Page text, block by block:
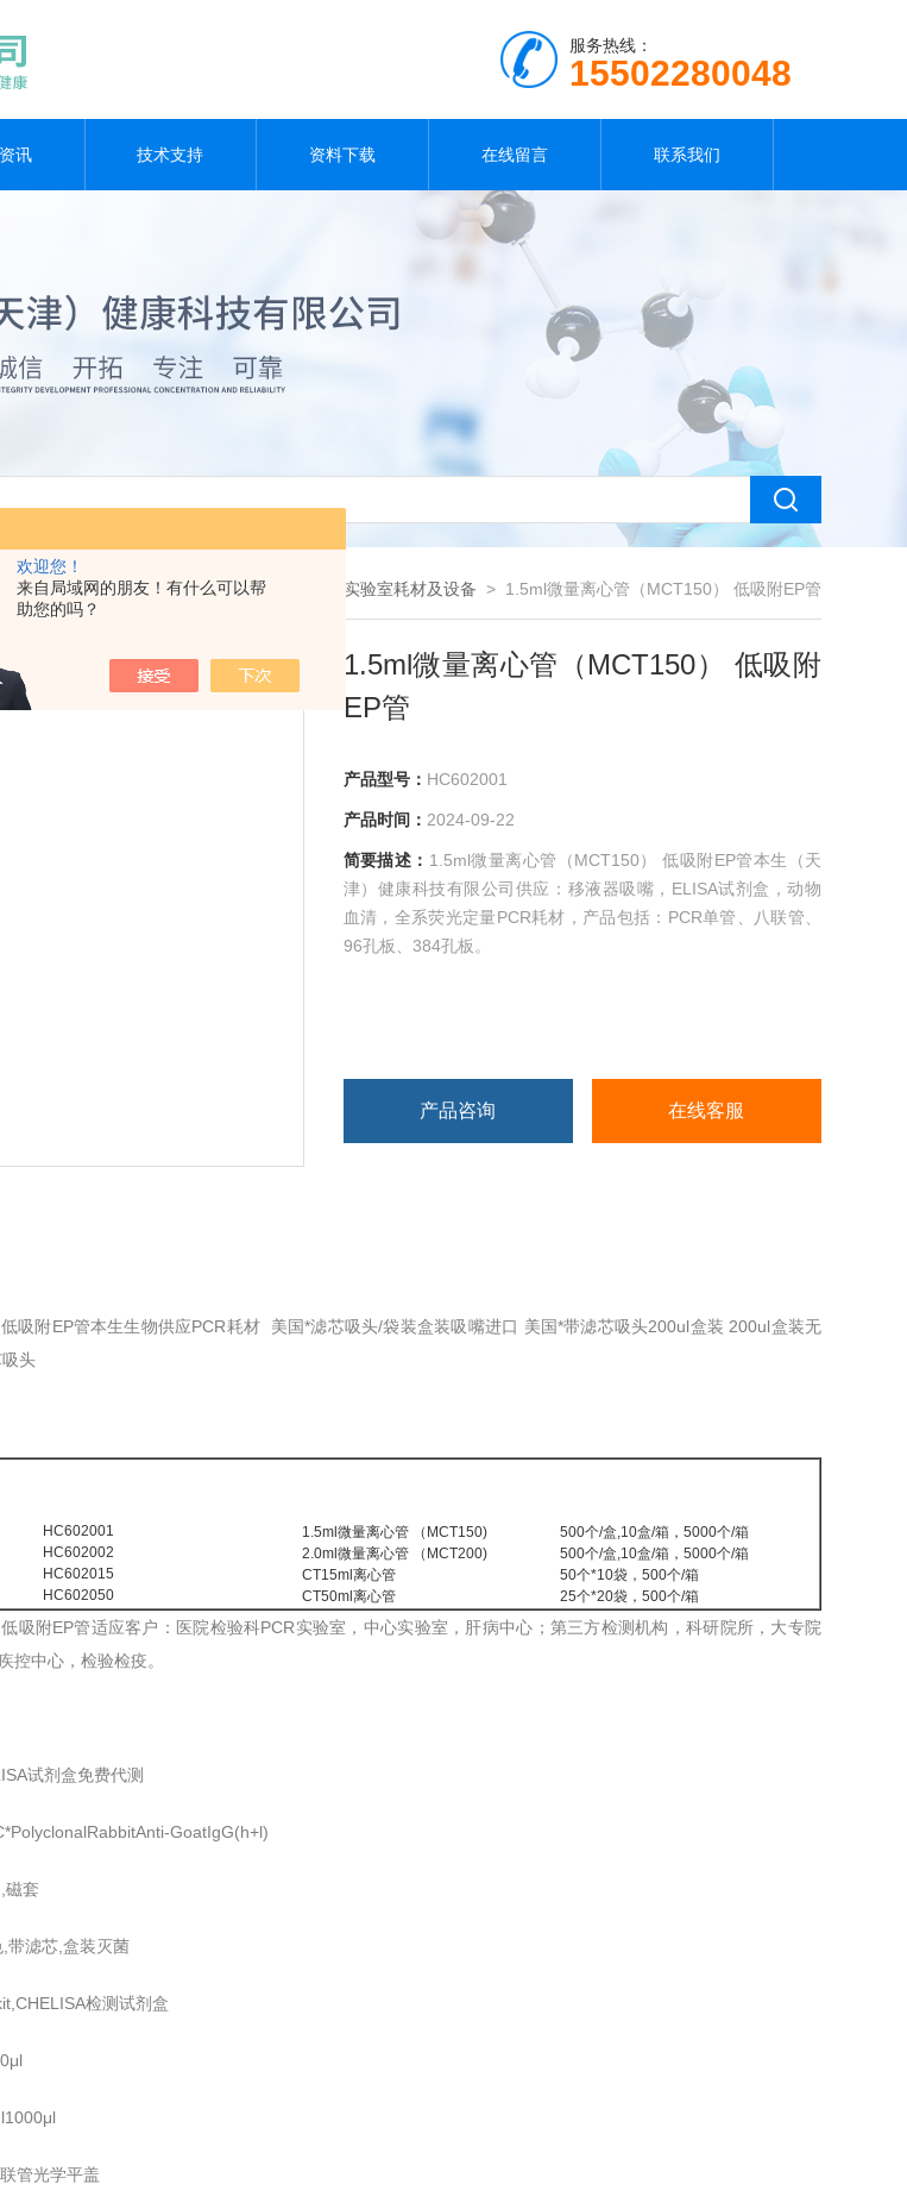
欢迎您！
来自局域网的朋友！有什么可以帮
助您的吗？
服务热线：
15502280048
讯 技术支持 资料下载 在线留言 联系我们
您现在的位置：首页>产品展示 实验室耗材及设备 > 1.5ml微量离心管（MCT150） 低吸附EP管
1.5ml微量离心管（MCT150） 低吸附
EP管
产品型号： HC602001
产品时间： 2024-09-22
简要描述： 1.5ml微量离心管（MCT150） 低吸附EP管本生（天
津）健康科技有限公司供应：移液器吸嘴，ELISA试剂盒，动物
血清，全系荧光定量PCR耗材，产品包括：PCR单管、八联管、
96孔板、384孔板。
产品咨询 在线客服
吸附EP管本生生物供应PCR耗材 美国*滤芯吸头/袋装盒装吸嘴进口 美国*带滤芯吸头200ul盒装 200ul盒装无
头
HC602001 1.5ml微量离心管 （MCT150)
500个/盒,10盒/箱，5000个/箱
HC602002
2.0ml微量离心管 （MCT200)
500个/盒,10盒/箱，5000个/箱
HC602015 CT15ml离心管
50个*10袋，500个/箱
HC602050
CT50ml离心管 25个*20袋，500个/箱
吸附EP管适应客户：医院检验科PCR实验室，中心实验室，肝病中心；第三方检测机构，科研院所，大专院
控中心，检验检疫。
试剂盒免费代测
GoatIgG(h+l)
磁套
带滤芯,盒装灭菌
检测试剂盒
管光学平盖